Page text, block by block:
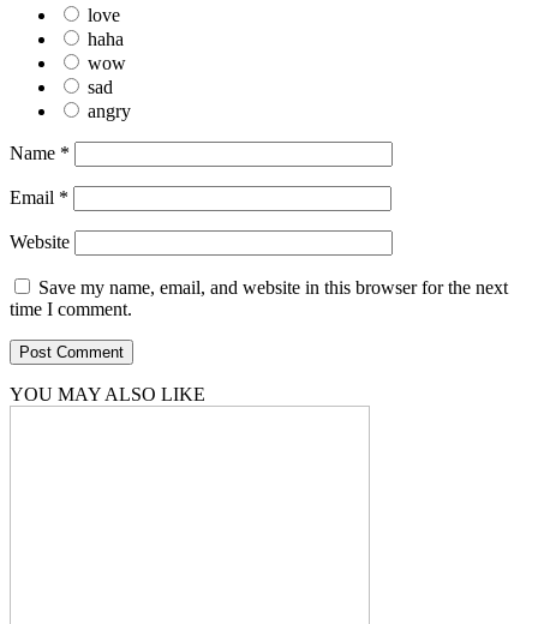
love
haha
wow
sad
angry
Name *
Email *
Website
Save my name, email, and website in this browser for the next
time I comment.
YOU MAY ALSO LIKE